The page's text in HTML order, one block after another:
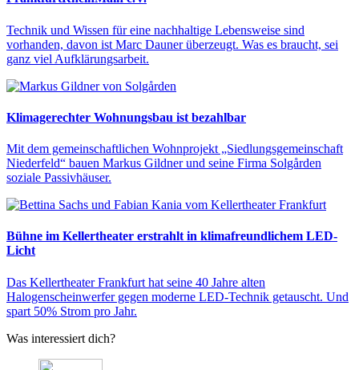
Technik und Wissen für eine nachhaltige Lebensweise sind
vorhanden, davon ist Marc Dauner überzeugt. Was es braucht, sei
ganz viel Aufklärungsarbeit.
Klimagerechter Wohnungsbau ist bezahlbar
Mit dem gemeinschaftlichen Wohnprojekt „Siedlungsgemeinschaft
Niederfeld“ bauen Markus Gildner und seine Firma Solgården
soziale Passivhäuser.
Bühne im Kellertheater erstrahlt in klimafreundlichem LED-
Licht
Das Kellertheater Frankfurt hat seine 40 Jahre alten
Halogenscheinwerfer gegen moderne LED-Technik getauscht. Und
spart 50% Strom pro Jahr.
Was interessiert dich?